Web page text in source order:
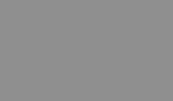
© 2026 “С и Д Комерсиал” ООД.